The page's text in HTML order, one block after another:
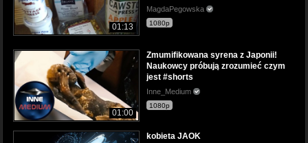
01:13
MagdaPegowska
1080p
01:00
Zmumifikowana syrena z Japonii!
Naukowcy próbują zrozumieć czym
jest #shorts
Inne_Medium
1080p
kobieta JAOK